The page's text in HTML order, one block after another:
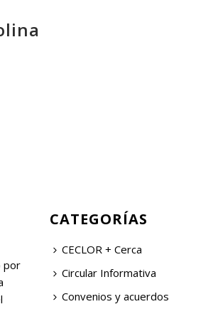
por
CATEGORÍAS
CECLOR + Cerca
Circular Informativa
Convenios y acuerdos